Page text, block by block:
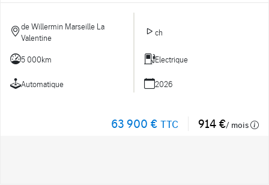
de Willermin Marseille La
Valentine
ch
5 000km Electrique
Automatique 2026
63 900 € TTC 914 €/ mois